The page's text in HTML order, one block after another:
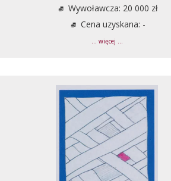
Wywoławcza: 20 000 zł
Cena uzyskana: -
... więcej ...